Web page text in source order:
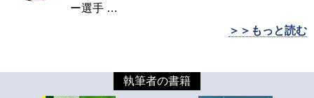
ー選手 …
＞＞もっと読む
執筆者の書籍